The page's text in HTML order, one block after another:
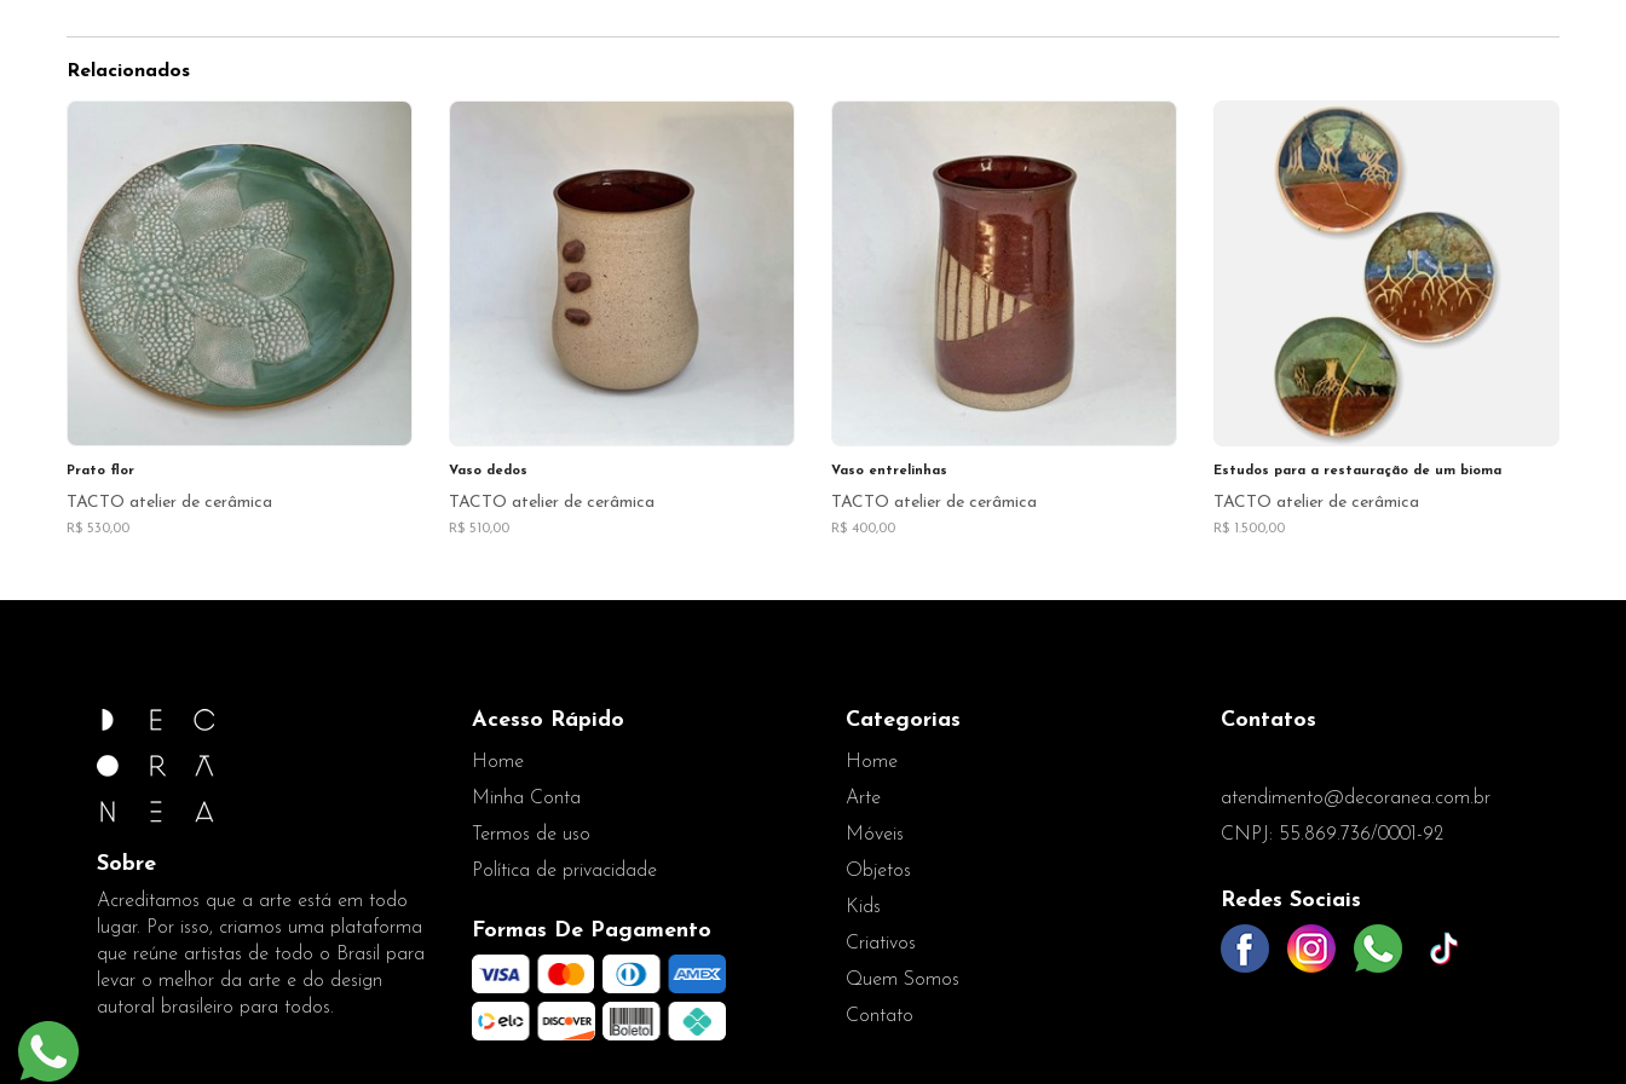
Relacionados
Prato flor
TACTO atelier de cerâmica
R$ 530,00
Vaso dedos
TACTO atelier de cerâmica
R$ 510,00
Vaso entrelinhas
TACTO atelier de cerâmica
R$ 400,00
Estudos para a restauração de um bioma
TACTO atelier de cerâmica
R$ 1.500,00
Sobre
Acreditamos que a arte está em todo
lugar. Por isso, criamos uma plataforma
que reúne artistas de todo o Brasil para
levar o melhor da arte e do design
autoral brasileiro para todos.
Acesso Rápido
Home
Minha Conta
Termos de uso
Política de privacidade
Formas De Pagamento
Categorias
Home
Arte
Móveis
Objetos
Kids
Criativos
Quem Somos
Contato
Contatos
atendimento@decoranea.com.br
CNPJ: 55.869.736/0001-92
Redes Sociais